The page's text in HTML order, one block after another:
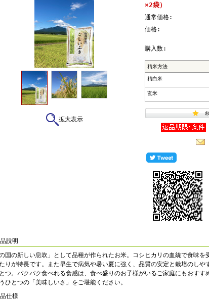
拡大表示
×2袋）
通常価格:
価格:
購入数:
精米方法
精白米
玄米
説明
の国の新しい息吹」として品種が作られたお米。コシヒカリの血統で食味
りが特長です。また早生で病気や暑い夏に強く、品質の安定と栽培のしや
つ。パクパク食べれる食感は、食べ盛りのお子様がいるご家庭にもおすす
ひとつの「美味しいさ」をご堪能ください。
仕様